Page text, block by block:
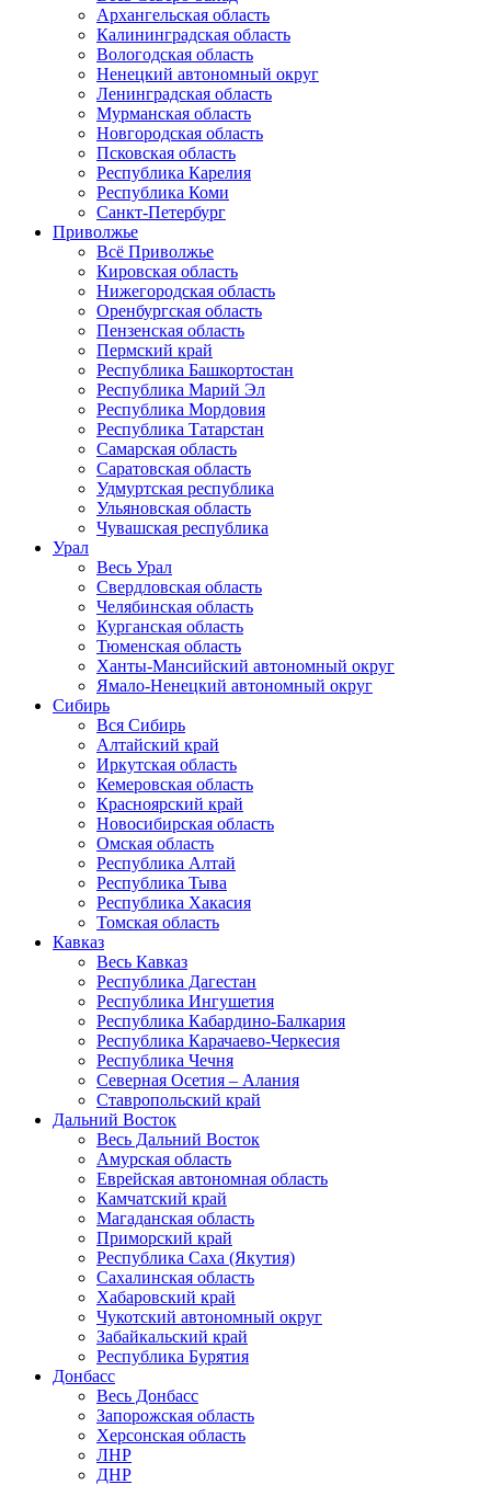
Архангельская область
Калининградская область
Вологодская область
Ненецкий автономный округ
Ленинградская область
Мурманская область
Новгородская область
Псковская область
Республика Карелия
Республика Коми
Санкт-Петербург
Приволжье
Всё Приволжье
Кировская область
Нижегородская область
Оренбургская область
Пензенская область
Пермский край
Республика Башкортостан
Республика Марий Эл
Республика Мордовия
Республика Татарстан
Самарская область
Саратовская область
Удмуртская республика
Ульяновская область
Чувашская республика
Урал
Весь Урал
Свердловская область
Челябинская область
Курганская область
Тюменская область
Ханты-Мансийский автономный округ
Ямало-Ненецкий автономный округ
Сибирь
Вся Сибирь
Алтайский край
Иркутская область
Кемеровская область
Красноярский край
Новосибирская область
Омская область
Республика Алтай
Республика Тыва
Республика Хакасия
Томская область
Кавказ
Весь Кавказ
Республика Дагестан
Республика Ингушетия
Республика Кабардино-Балкария
Республика Карачаево-Черкесия
Республика Чечня
Северная Осетия – Алания
Ставропольский край
Дальний Восток
Весь Дальний Восток
Амурская область
Еврейская автономная область
Камчатский край
Магаданская область
Приморский край
Республика Саха (Якутия)
Сахалинская область
Хабаровский край
Чукотский автономный округ
Забайкальский край
Республика Бурятия
Донбасс
Весь Донбасс
Запорожская область
Херсонская область
ЛНР
ДНР